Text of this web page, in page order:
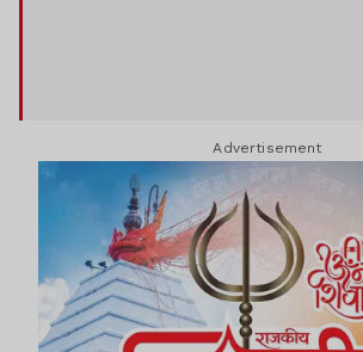
Advertisement